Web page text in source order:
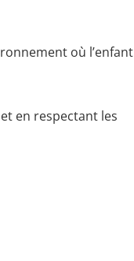
où l’enfant
en respectant les